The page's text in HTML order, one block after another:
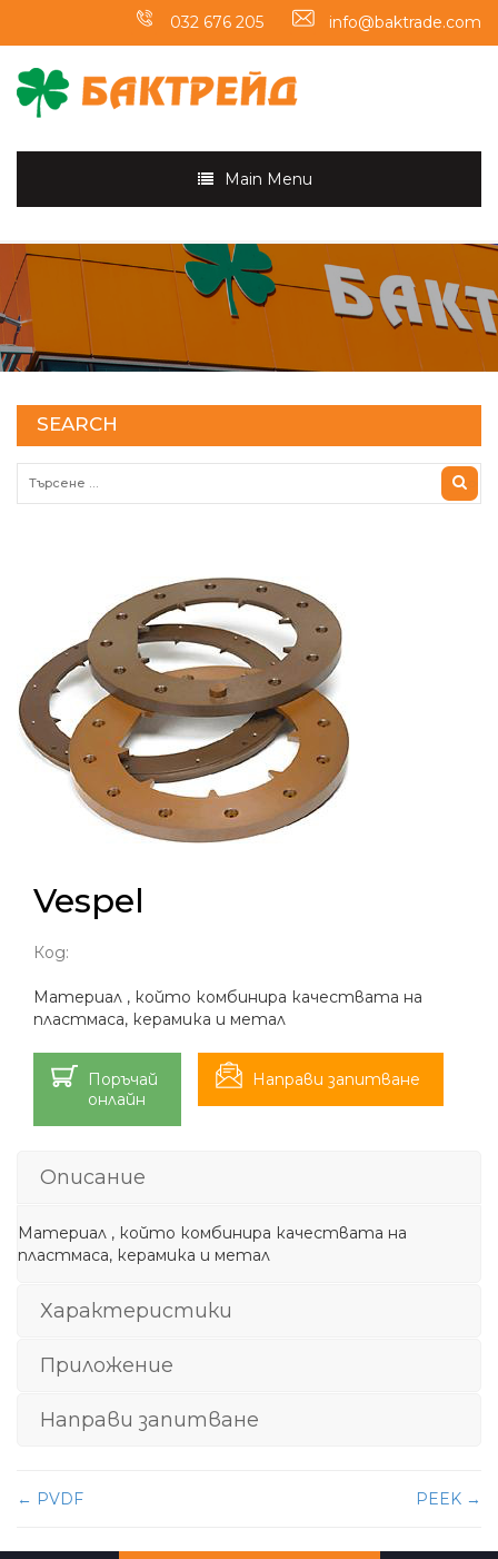
032 676 205 info@baktrade.com
Main Menu
SEARCH
Vespel
Код:
Материал , който комбинира качествата на
пластмаса, керамика и метал
Поръчай
онлайн
Направи запитване
Описание
Материал , който комбинира качествата на
пластмаса, керамика и метал
Характеристики
Приложение
Направи запитване
Post
← PVDF PEEK →